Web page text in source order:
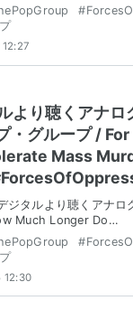
#
より聴くアナ
・グループ /
Mass
ジタルより聴くアナロ
Much Longer Do…
#
12:30